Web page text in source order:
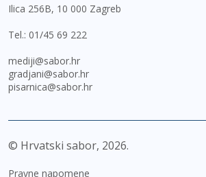
Ilica 256B, 10 000 Zagreb
Tel.: 01/45 69 222
mediji@sabor.hr
gradjani@sabor.hr
pisarnica@sabor.hr
© Hrvatski sabor, 2026
Pravne napomene